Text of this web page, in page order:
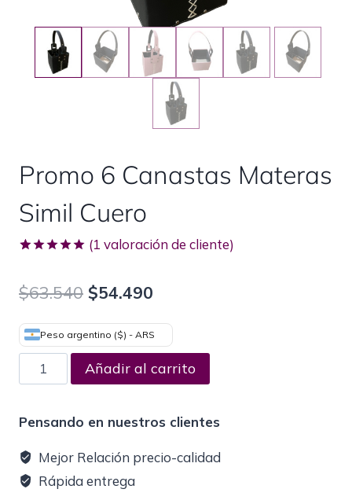
Promo 6 Canastas Materas
Simil Cuero
de 5 en
base a
de un
cliente
(1 valoración de cliente)
$63.540 $54.490
Peso argentino ($) - ARS
Añadir al carrito
Pensando en nuestros clientes
Mejor Relación precio-calidad
Rápida entrega